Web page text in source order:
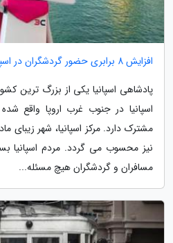
افزایش 8 برابری حضور گردشگران در اسپانیا در ماه مارس
پادشاهی اسپانیا یکی از بزرگ ترین
اسپانیا در جنوب غرب اروپا واقع
مشترک دارد. مرکز اسپانیا، شهر زیبای
نیز محسوب می گردد. مردم اسپانیا
مسافران و گردشگران هیچ مسئله...